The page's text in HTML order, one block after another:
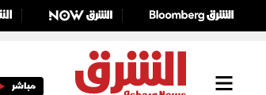
مباشر